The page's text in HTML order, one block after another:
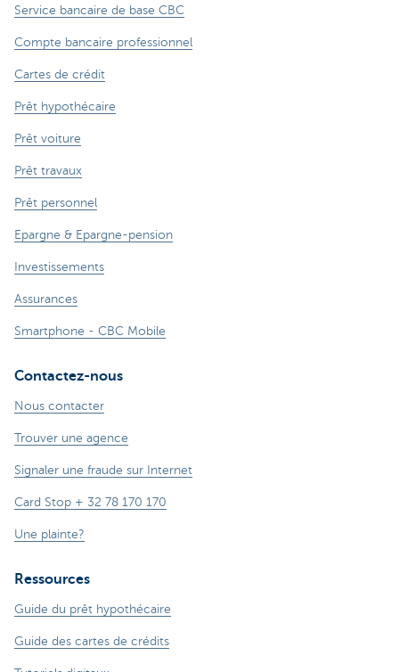
Service bancaire de base CBC
Compte bancaire professionnel
Cartes de crédit
Prêt hypothécaire
Prêt voiture
Prêt travaux
Prêt personnel
Epargne & Epargne-pension
Investissements
Assurances
Smartphone - CBC Mobile
Contactez-nous
Nous contacter
Trouver une agence
Signaler une fraude sur Internet
Card Stop + 32 78 170 170
Une plainte?
Ressources
Guide du prêt hypothécaire
Guide des cartes de crédits